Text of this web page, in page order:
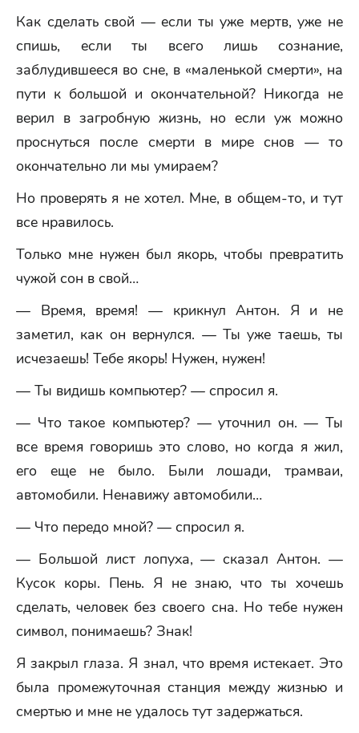
Как сделать свой — если ты уже мертв, уже не
спишь, если ты всего лишь сознание,
заблудившееся во сне, в «маленькой смерти», на
пути к большой и окончательной? Никогда не
верил в загробную жизнь, но если уж можно
проснуться после смерти в мире снов — то
окончательно ли мы умираем?
Но проверять я не хотел. Мне, в общем-то, и тут
все нравилось.
Только мне нужен был якорь, чтобы превратить
чужой сон в свой…
— Время, время! — крикнул Антон. Я и не
заметил, как он вернулся. — Ты уже таешь, ты
исчезаешь! Тебе якорь! Нужен, нужен!
— Ты видишь компьютер? — спросил я.
— Что такое компьютер? — уточнил он. — Ты
все время говоришь это слово, но когда я жил,
его еще не было. Были лошади, трамваи,
автомобили. Ненавижу автомобили…
— Что передо мной? — спросил я.
— Большой лист лопуха, — сказал Антон. —
Кусок коры. Пень. Я не знаю, что ты хочешь
сделать, человек без своего сна. Но тебе нужен
символ, понимаешь? Знак!
Я закрыл глаза. Я знал, что время истекает. Это
была промежуточная станция между жизнью и
смертью и мне не удалось тут задержаться.